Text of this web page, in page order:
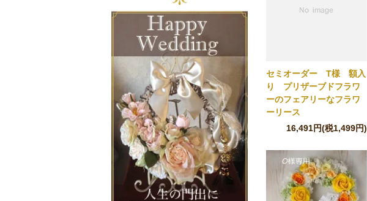
セミオーダー T様 額入
り プリザーブドフラワ
ーのフェアリーなフラワ
ーリース
16,491円(税1,499円)